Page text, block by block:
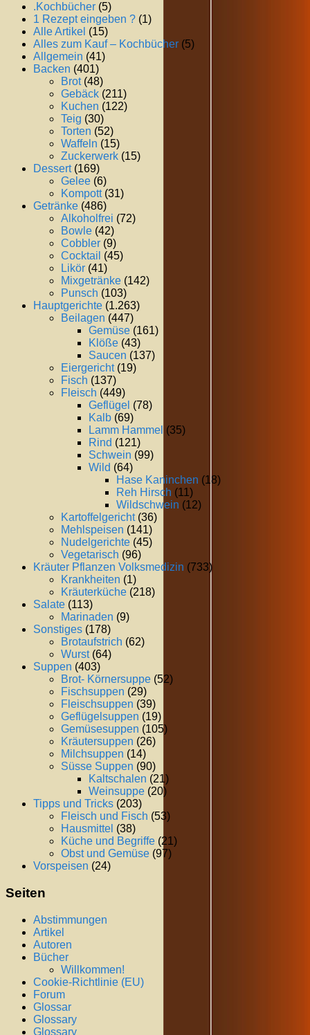
.Kochbücher (5)
1 Rezept eingeben ? (1)
Alle Artikel (15)
Alles zum Kauf – Kochbücher (5)
Allgemein (41)
Backen (401)
Brot(48)
Gebäck (211)
Kuchen (122)
Teig (30)
Torten (52)
Waffeln (15)
Zuckerwerk (15)
Dessert(169)
Gelee (6)
Kompott(31)
Getränke (486)
Alkoholfrei (72)
Bowle (42)
Cobbler (9)
Cocktail (45)
Likör (41)
Mixgetränke (142)
Punsch (103)
Hauptgerichte (1.263)
Beilagen (447)
Gemüse (161)
Klöße (43)
Saucen (137)
Eiergericht(19)
Fisch (137)
Fleisch (449)
Geflügel (78)
Kalb (69)
Lamm Hammel (35)
Rind (121)
Schwein (99)
Wild (64)
Hase Kaninchen (18)
Reh Hirsch (11)
Wildschwein (12)
Kartoffelgericht(36)
Mehlspeisen (141)
Nudelgerichte (45)
Vegetarisch (96)
Kräuter Pflanzen Volksmedizin (733)
Krankheiten (1)
Kräuterküche (218)
Salate (113)
Marinaden (9)
Sonstiges (178)
Brotaufstrich (62)
Wurst(64)
Suppen (403)
Brot- Körnersuppe (52)
Fischsuppen (29)
Fleischsuppen (39)
Geflügelsuppen (19)
Gemüsesuppen (105)
Kräutersuppen (26)
Milchsuppen (14)
Süsse Suppen (90)
Kaltschalen (21)
Weinsuppe (20)
Tipps und Tricks (203)
Fleisch und Fisch (53)
Hausmittel (38)
Küche und Begriffe (21)
Obst und Gemüse (97)
Vorspeisen (24)
Seiten
Abstimmungen
Artikel
Autoren
Bücher
Willkommen!
Cookie-Richtlinie (EU)
Forum
Glossar
Glossary
Glossary